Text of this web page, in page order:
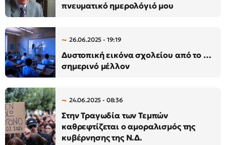
πνευματικό ημερολόγιό μου
26.06.2025 - 19:19
Δυστοπική εικόνα σχολείου από το …
σημερινό μέλλον
24.06.2025 - 08:36
Στην Τραγωδία των Τεμπών
καθρεφτίζεται ο αμοραλισμός της
κυβέρνησης της Ν.Δ.